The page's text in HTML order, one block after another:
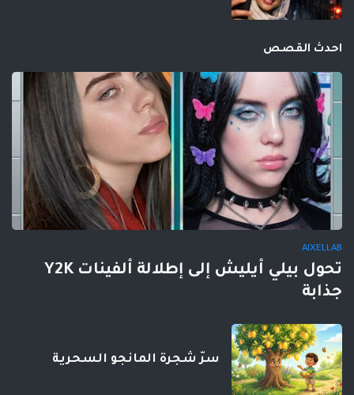
احدث القصص
AIXELLAB
تحول بيلي أيليش إلى إطلالة ألفينات Y2K
جذابة
سرّ شجرة المانجو السحرية